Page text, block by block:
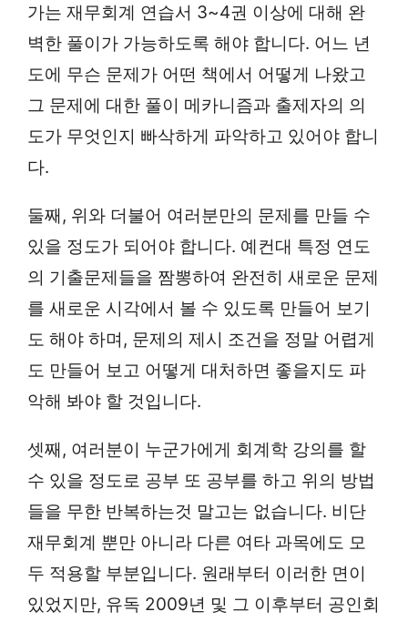
가는 재무회계 연습서 3~4권 이상에 대해 완
벽한 풀이가 가능하도록 해야 합니다. 어느 년
도에 무슨 문제가 어떤 책에서 어떻게 나왔고
그 문제에 대한 풀이 메카니즘과 출제자의 의
도가 무엇인지 빠삭하게 파악하고 있어야 합니
다.
둘째, 위와 더불어 여러분만의 문제를 만들 수
있을 정도가 되어야 합니다. 예컨대 특정 연도
의 기출문제들을 짬뽕하여 완전히 새로운 문제
를 새로운 시각에서 볼 수 있도록 만들어 보기
도 해야 하며, 문제의 제시 조건을 정말 어렵게
도 만들어 보고 어떻게 대처하면 좋을지도 파
악해 봐야 할 것입니다.
셋째, 여러분이 누군가에게 회계학 강의를 할
수 있을 정도로 공부 또 공부를 하고 위의 방법
들을 무한 반복하는것 말고는 없습니다. 비단
재무회계 뿐만 아니라 다른 여타 과목에도 모
두 적용할 부분입니다. 원래부터 이러한 면이
있었지만, 유독 2009년 및 그 이후부터 공인회